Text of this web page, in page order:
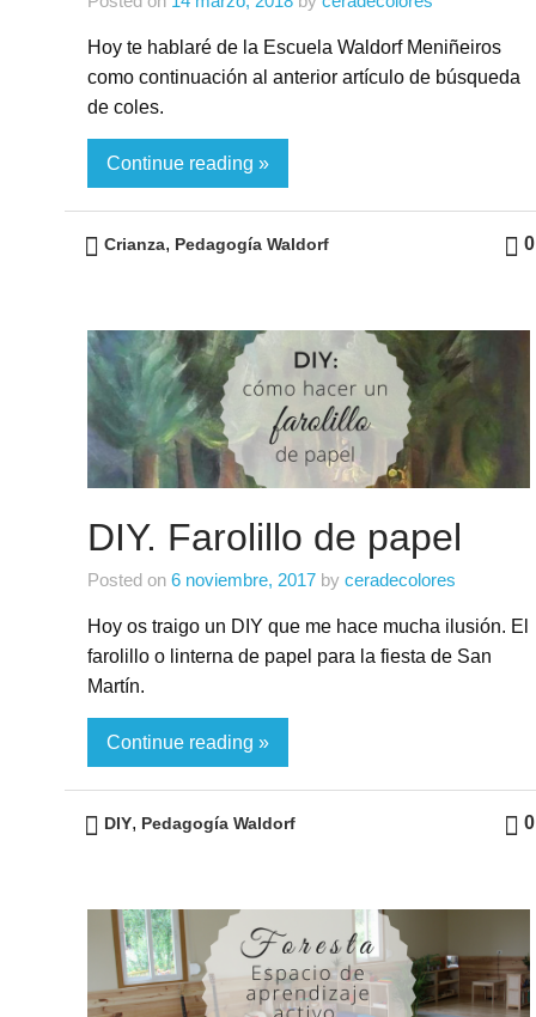
Hoy te hablaré de la Escuela Waldorf Meniñeiros
como continuación al anterior artículo de búsqueda
de coles.
Continue reading »
0
Crianza, Pedagogía Waldorf
DIY. Farolillo de papel
Posted on 6 noviembre, 2017by ceradecolores
Hoy os traigo un DIY que me hace mucha ilusión. El
farolillo o linterna de papel para la fiesta de San
Martín.
Continue reading »
0
DIY, Pedagogía Waldorf